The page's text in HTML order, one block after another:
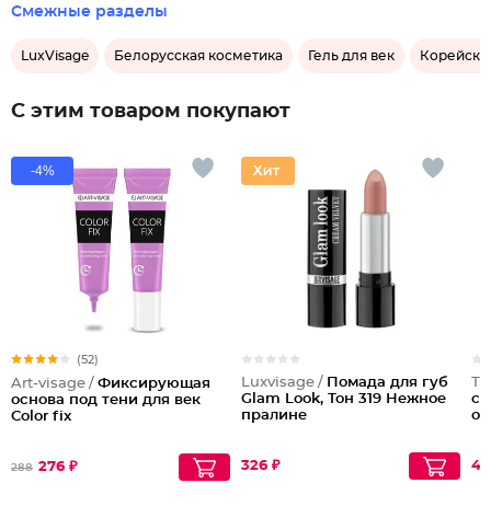
Смежные разделы
LuxVisage Белорусская косметика Гель для век
С этим товаром покупают
-4%
(52)
Art-visage / Фиксирующая
основа под тени для век
Color fix
288 276 ₽
Luxvisage / Помада для губ
Glam Look, Тон 319 Нежное
пралине
326 ₽